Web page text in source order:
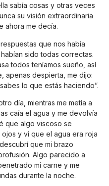
sabía cosas y otras veces
su visión extraordinaria
ahora me decía.
que nos había
sido todas correctas.
todos teníamos sueño, así
apenas despierta, me dijo:
lo que estás haciendo”.
día, mientras me metía a
caía el agua y me devolvía
que algo viscoso se
y vi que el agua era roja
que mi brazo
Algo parecido a
mi carne y me
durante la noche.